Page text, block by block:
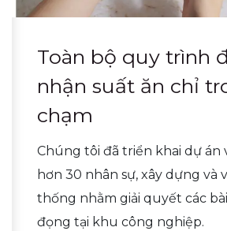
Toàn bộ quy trình
nhận suất ăn chỉ
chạm
Chúng tôi đã triển khai dự án
hơn 30 nhân sự, xây dựng và
thống nhằm giải quyết các
đọng tại khu công nghiệp.